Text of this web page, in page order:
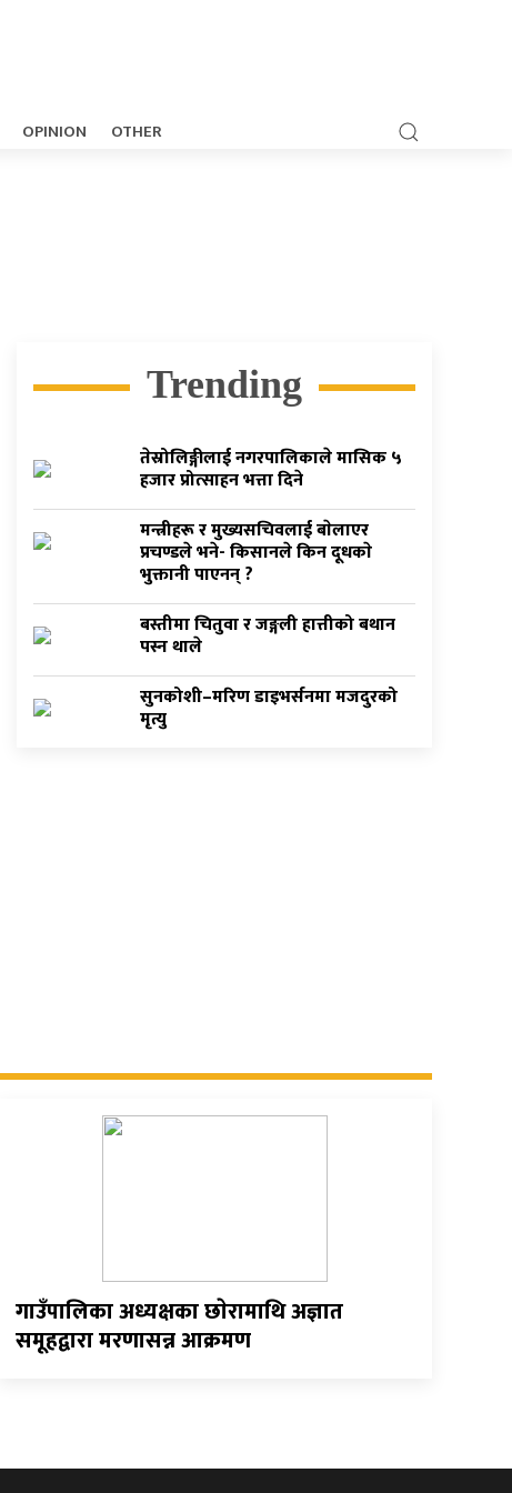
OPINION OTHER
Trending
तेस्रोलिङ्गीलाई नगरपालिकाले मासिक ५
हजार प्रोत्साहन भत्ता दिने
मन्त्रीहरू र मुख्यसचिवलाई बाेलाएर
प्रचण्डले भने- किसानले किन दूधकाे
भुक्तानी पाएनन् ?
बस्तीमा चितुवा र जङ्गली हात्तीको बथान
पस्न थाले
सुनकोशी–मरिण डाइभर्सनमा मजदुरको
मृत्यु
गाउँपालिका अध्यक्षका छाेरामाथि अज्ञात
समूहद्वारा मरणासन्न आक्रमण